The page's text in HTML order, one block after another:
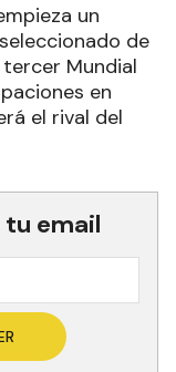
un
de
Mundial
en
el rival del
tu email